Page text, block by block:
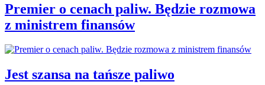
Premier o cenach paliw. Będzie rozmowa
z ministrem finansów
Jest szansa na tańsze paliwo